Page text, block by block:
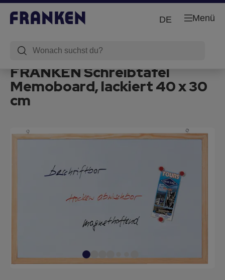
Menü
DE
FRANKEN Schreibtafel
Memoboard, lackiert 40 x 30
cm